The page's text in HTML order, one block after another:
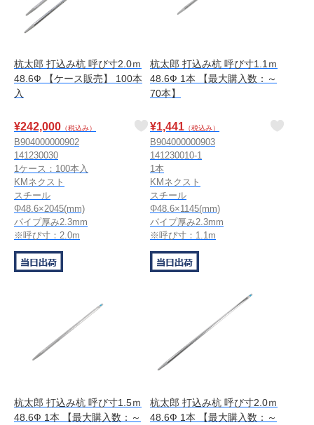
杭太郎 打込み杭 呼び寸2.0ｍ
48.6Ф 【ケース販売】 100本
入
¥242,000 （税込み）
B904000000902
141230030
1ケース：100本入
KMネクスト
スチール
Φ48.6×2045(mm)
パイプ厚み2.3mm
※呼び寸：2.0m
杭太郎 打込み杭 呼び寸1.1ｍ
48.6Ф 1本 【最大購入数：～
70本】
¥1,441 （税込み）
B904000000903
141230010-1
1本
KMネクスト
スチール
Φ48.6×1145(mm)
パイプ厚み2.3mm
※呼び寸：1.1m
杭太郎 打込み杭 呼び寸1.5ｍ
48.6Ф 1本 【最大購入数：～
杭太郎 打込み杭 呼び寸2.0ｍ
48.6Ф 1本 【最大購入数：～